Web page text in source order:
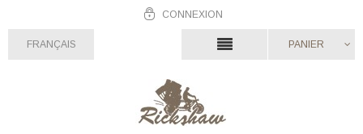
CONNEXION
FRANÇAIS PANIER